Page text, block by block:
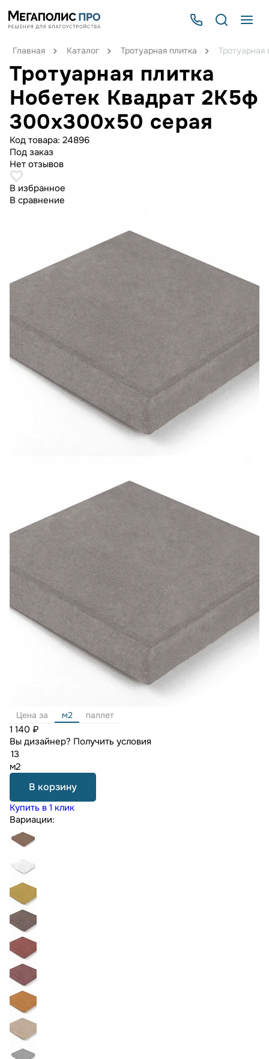
Главная Каталог Тротуарная плитка
Тротуарная плитка
Нобетек Квадрат 2К5ф
300x300x50 серая
Код товара: 24896
Под заказ
Нет отзывов
В избранное
В сравнение
Цена за м2 паллет
1 140 ₽
Вы дизайнер? Получить условия
м2
В корзину
Купить в 1 клик
Вариации: